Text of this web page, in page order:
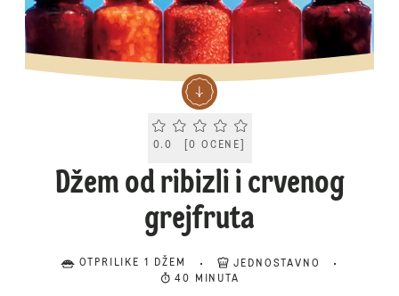
Current rating 0.0. Click to rate.
0.0 [0 OCENE
Džem od ribizli i crvenog
grejfruta
OTPRILIKE 1 DŽEM
JEDNOSTAVNO
40 MINUTA